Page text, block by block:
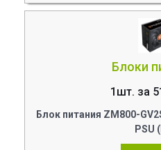
Блоки
1шт. за
Блок питания ZM800-
PSU